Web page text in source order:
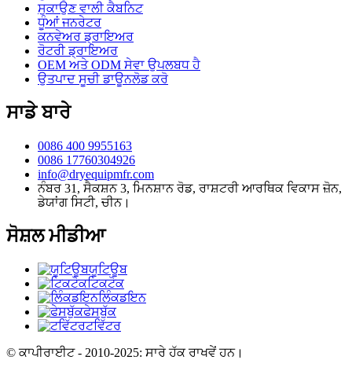
ਸੁਕਾਉਣ ਵਾਲੀ ਕੈਬਨਿਟ
ਧੂੰਆਂ ਜਨਰੇਟਰ
ਕਨਵੇਅਰ ਡ੍ਰਾਇਅਰ
ਰੋਟਰੀ ਡ੍ਰਾਇਅਰ
OEM ਅਤੇ ODM ਸੇਵਾ ਉਪਲਬਧ ਹੈ
ਉਤਪਾਦ ਸੂਚੀ ਡਾਊਨਲੋਡ ਕਰੋ
ਸਾਡੇ ਬਾਰੇ
0086 400 9955163
0086 17760304926
info@dryequipmfr.com
ਨੰਬਰ 31, ਸੈਕਸ਼ਨ 3, ਮਿਨਸ਼ਾਨ ਰੋਡ, ਰਾਸ਼ਟਰੀ ਆਰਥਿਕ ਵਿਕਾਸ ਜ਼ੋਨ,
ਡੇਯਾਂਗ ਸਿਟੀ, ਚੀਨ।
ਸੋਸ਼ਲ ਮੀਡੀਆ
ਯੂਟਿਊਬ
ਟਿਕਟੋਕ
ਲਿੰਕਡਇਨ
ਫੇਸਬੁੱਕ
ਟਵਿੱਟਰ
© ਕਾਪੀਰਾਈਟ - 2010-2025: ਸਾਰੇ ਹੱਕ ਰਾਖਵੇਂ ਹਨ।